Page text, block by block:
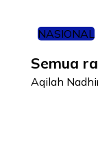
NASIONAL
Semua
Aqilah